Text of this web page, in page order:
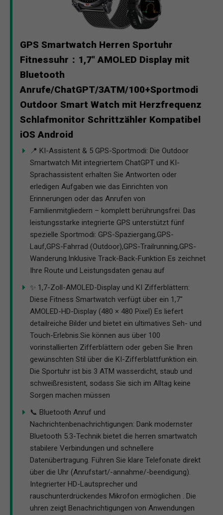
GPS Smartwatch Herren Sportuhr
Fitnessuhr：1,7" AMOLED Display mit
Bluetooth
Anrufe/ChatGPT/3ATM/100+Sportmodi
Outdoor Smart Watch mit Herzfrequenz
Schlafmonitor Schrittzähler Kompatibel
iOS Android
📍 KI-Assistent & 5 GPS-Sportmodi: Die Outdoor
Smartwatch Mit integriertem ChatGPT und KI-
Sprachassistent erhalten Sie Antworten oder
erledigen Aufgaben wie das Einrichten von
Erinnerungen oder das Anrufen von
Familienmitgliedern – komplett berührungsfrei. Das
leistungsstarke integrierte GPS unterstützt fünf
spezielle Sportmodi: GPS-Spaziergang,GPS-
Lauf,GPS-Fahrrad (Outdoor),GPS-Trailrunning,GPS-
Wanderung.Inklusive Track-Back-Funktion Es zeichnet
Ihre Route und Leistungsdaten genau auf
✨ 1,7-Zoll-AMOLED-Display und KI Zifferblättern:
Diese Fitness Smartwatch verfügt über ein 1,7"
AMOLED-HD-Display (480 × 480 Pixel) Es liefert
detailreiche Bilder und bietet ein ultimatives Seh- und
Touch-Erlebnis.Sie können aus über 100
vorinstallierten Zifferblättern oder geben Sie Ihren
gewünschten Stil über die KI-Zifferblattfunktion ein.
Die Sportuhr ist bis 3 ATM wasserdicht, staub und
schweißresistent, sodass Sie sich im Alltag keine
Sorgen machen müssen
📞 Bluetooth Anruf und
Nachrichtenbenachrichtigungen: Dank modernster
Bluetooth 5.3-Technik bietet die herren smartwatch
stabilere Verbindungen und schnellere
Datenübertragung. Führen Sie klare Telefonate direkt
über die Uhr (Anrufstart/-annahme/-beendigung).
Integrierter HD-Lautsprecher und
rauschunterdrückendes Mikrofon ermöglichen . Die
uhren zeigt Benachrichtigungen von Anwendungen